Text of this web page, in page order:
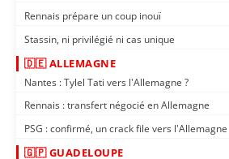
Rennais prépare un coup inouï
Stassin, ni privilégié ni cas unique
🇩🇪 ALLEMAGNE
Nantes : Tylel Tati vers l'Allemagne ?
Rennais : transfert négocié en Allemagne
PSG : confirmé, un crack file vers l'Allemagne
🇬🇵 GUADELOUPE